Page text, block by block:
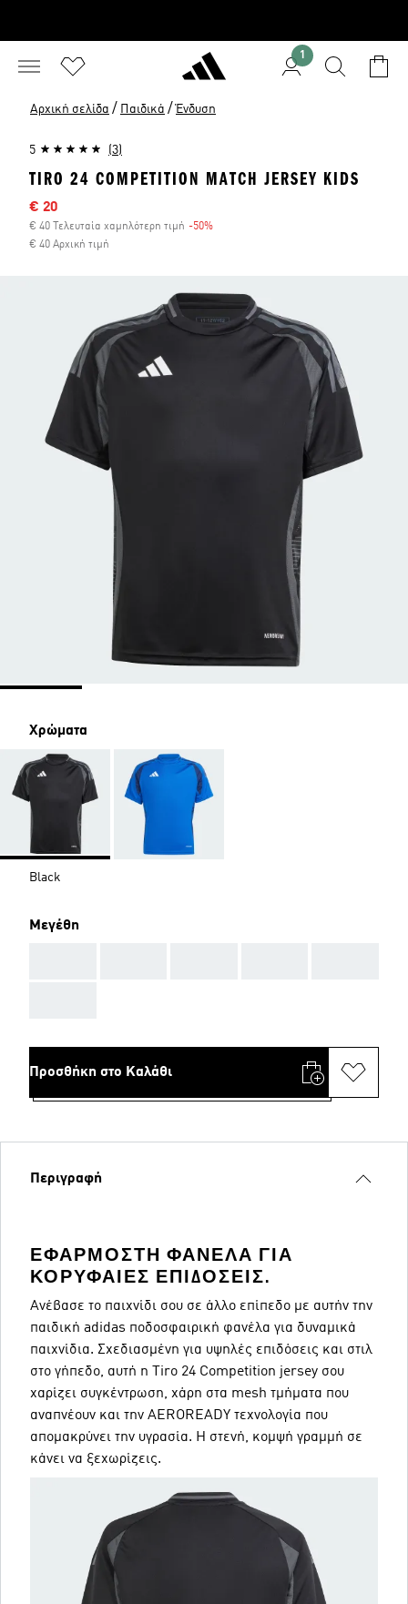
1
Αρχική σελίδα / Παιδικά / Ένδυση
5 (3)
TIRO 24 COMPETITION MATCH JERSEY KIDS
Τιμή έκπτωσης
€ 20
€ 40 Τελευταία χαμηλότερη τιμή -50%
€ 40 Αρχική τιμή
Χρώματα
Black
Μεγέθη
Προσθήκη στο Καλάθι
Περιγραφή
ΕΦΑΡΜΟΣΤΉ ΦΑΝΈΛΑ ΓΙΑ
ΚΟΡΥΦΑΊΕΣ ΕΠΙΔΌΣΕΙΣ.
Ανέβασε το παιχνίδι σου σε άλλο επίπεδο με αυτήν την
παιδική adidas ποδοσφαιρική φανέλα για δυναμικά
παιχνίδια. Σχεδιασμένη για υψηλές επιδόσεις και στιλ
στο γήπεδο, αυτή η Tiro 24 Competition jersey σου
χαρίζει συγκέντρωση, χάρη στα mesh τμήματα που
αναπνέουν και την AEROREADY τεχνολογία που
απομακρύνει την υγρασία. Η στενή, κομψή γραμμή σε
κάνει να ξεχωρίζεις.